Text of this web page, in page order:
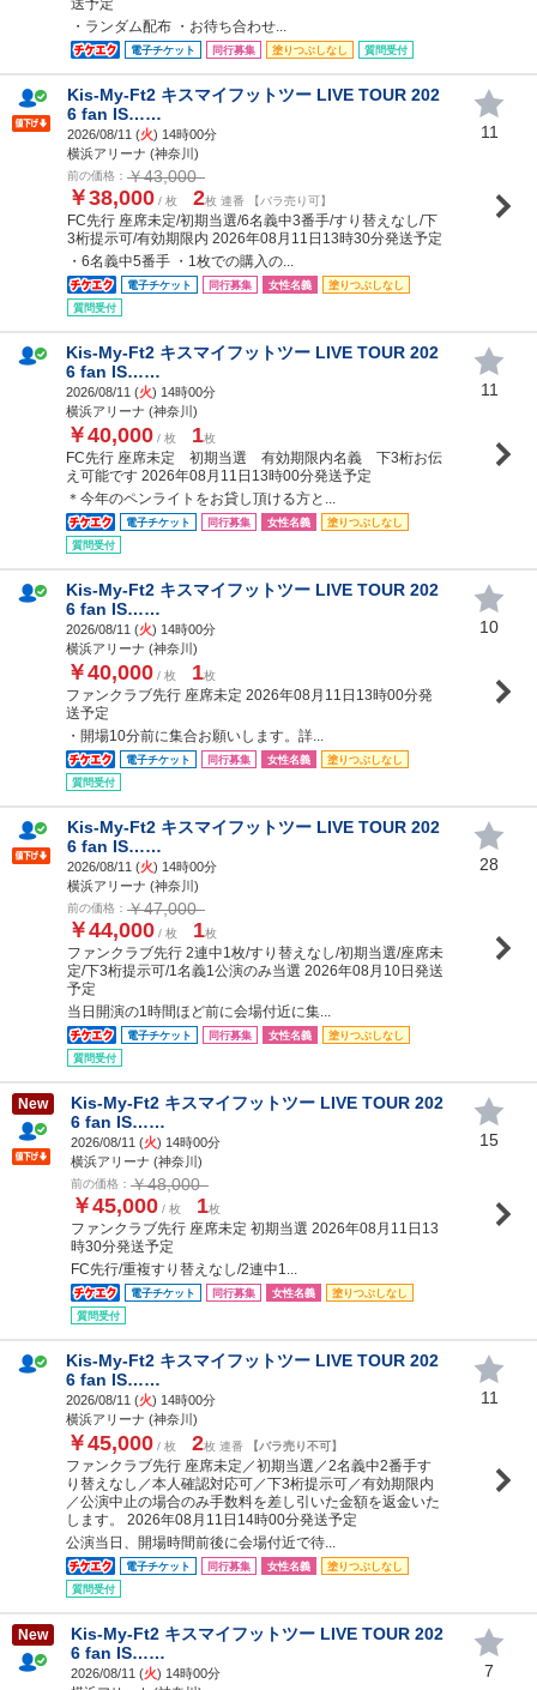
送予定
・ランダム配布 ・お待ち合わせ...
電子チケット 同行募集 塗りつぶしなし 質問受付
Kis-My-Ft2 キスマイフットツー LIVE TOUR 202
6 fan IS……
2026/08/11 (火) 14時00分
横浜アリーナ (神奈川)
前の価格： ￥43,000
￥38,000 / 枚 2枚 連番 【バラ売り可】
FC先行 座席未定/初期当選/6名義中3番手/すり替えなし/下
3桁提示可/有効期限内 2026年08月11日13時30分発送予定
・6名義中5番手 ・1枚での購入の...
電子チケット 同行募集 女性名義
塗りつぶしなし
質問受付
11
Kis-My-Ft2 キスマイフットツー LIVE TOUR 202
6 fan IS……
2026/08/11 (火) 14時00分
横浜アリーナ (神奈川)
￥40,000 / 枚 1枚
FC先行 座席未定 初期当選 有効期限内名義 下3桁お伝
え可能です 2026年08月11日13時00分発送予定
＊今年のペンライトをお貸し頂ける方と...
電子チケット 同行募集 女性名義
塗りつぶしなし
質問受付
11
Kis-My-Ft2 キスマイフットツー LIVE TOUR 202
6 fan IS……
2026/08/11 (火) 14時00分
横浜アリーナ (神奈川)
￥40,000 / 枚 1枚
ファンクラブ先行 座席未定 2026年08月11日13時00分発
送予定
・開場10分前に集合お願いします。詳...
電子チケット 同行募集 女性名義
塗りつぶしなし
質問受付
10
Kis-My-Ft2 キスマイフットツー LIVE TOUR 202
6 fan IS……
2026/08/11 (火) 14時00分
横浜アリーナ (神奈川)
前の価格： ￥47,000
￥44,000 / 枚 1枚
ファンクラブ先行 2連中1枚/すり替えなし/初期当選/座席未
定/下3桁提示可/1名義1公演のみ当選 2026年08月10日発送
予定
当日開演の1時間ほど前に会場付近に集...
電子チケット 同行募集 女性名義
塗りつぶしなし
質問受付
28
New
Kis-My-Ft2 キスマイフットツー LIVE TOUR 202
6 fan IS……
2026/08/11 (火) 14時00分
横浜アリーナ (神奈川)
前の価格： ￥48,000
￥45,000 / 枚 1枚
ファンクラブ先行 座席未定 初期当選 2026年08月11日13
時30分発送予定
FC先行/重複すり替えなし/2連中1...
電子チケット 同行募集 女性名義
塗りつぶしなし
質問受付
15
Kis-My-Ft2 キスマイフットツー LIVE TOUR 202
6 fan IS……
2026/08/11 (火) 14時00分
横浜アリーナ (神奈川)
￥45,000 / 枚 2枚 連番 【バラ売り不可】
ファンクラブ先行 座席未定／初期当選／2名義中2番手す
り替えなし／本人確認対応可／下3桁提示可／有効期限内
／公演中止の場合のみ手数料を差し引いた金額を返金いた
します。 2026年08月11日14時00分発送予定
公演当日、開場時間前後に会場付近で待...
電子チケット 同行募集 女性名義
塗りつぶしなし
質問受付
11
New
Kis-My-Ft2 キスマイフットツー LIVE TOUR 202
6 fan IS……
2026/08/11 (火) 14時00分
7